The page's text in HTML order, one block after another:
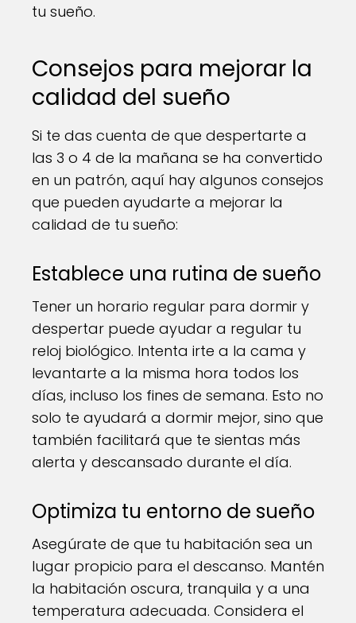
tu sueño.
Consejos para mejorar la
calidad del sueño
Si te das cuenta de que despertarte a
las 3 o 4 de la mañana se ha convertido
en un patrón, aquí hay algunos consejos
que pueden ayudarte a mejorar la
calidad de tu sueño:
Establece una rutina de sueño
Tener un horario regular para dormir y
despertar puede ayudar a regular tu
reloj biológico. Intenta irte a la cama y
levantarte a la misma hora todos los
días, incluso los fines de semana. Esto no
solo te ayudará a dormir mejor, sino que
también facilitará que te sientas más
alerta y descansado durante el día.
Optimiza tu entorno de sueño
Asegúrate de que tu habitación sea un
lugar propicio para el descanso. Mantén
la habitación oscura, tranquila y a una
temperatura adecuada. Considera el